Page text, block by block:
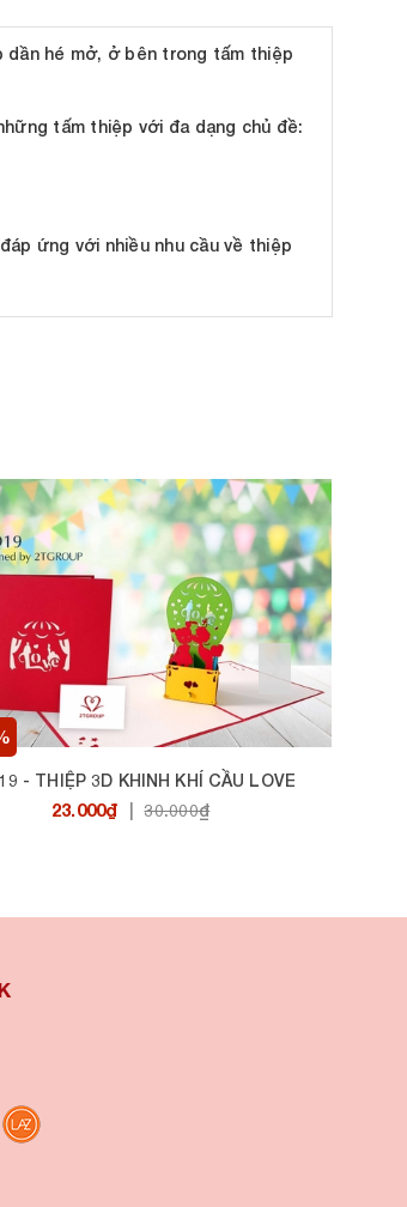
dần hé mở, ở bên trong tấm thiệp
tấm thiệp với đa dạng chủ đề:
ứng với nhiều nhu cầu về thiệp
- THIỆP 3D KHINH KHÍ CẦU LOVE
23.000₫ 30.000₫